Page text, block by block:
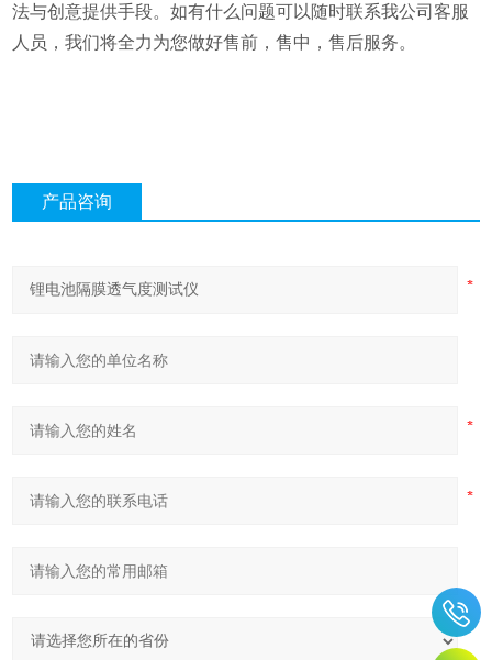
法与创意提供手段。如有什么问题可以随时联系我公司客服
人员，我们将全力为您做好售前，售中，售后服务。
产品咨询